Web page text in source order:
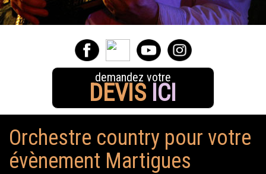
demandez votre
DEVIS ICI
Orchestre country pour votre
évènement Martigues